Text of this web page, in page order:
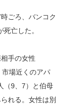
ごろ、バンコク
亡した。
手の女性
市場近くのアパ
（9、7）と伯母
れる。女性は別